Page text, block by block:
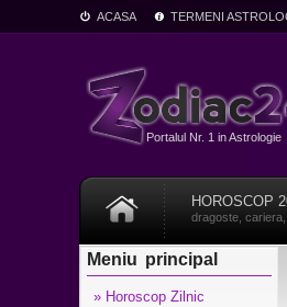
ACASA TERMENI
Portalul Nr. 1 in Astrologie
HOROSCOP
dragoste,
Meniu principal
» Horoscop Zilnic